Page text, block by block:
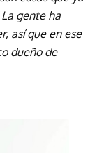
gente ha
así que en ese
dueño de